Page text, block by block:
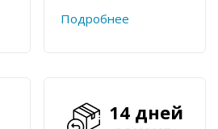
Подробнее
14 дней